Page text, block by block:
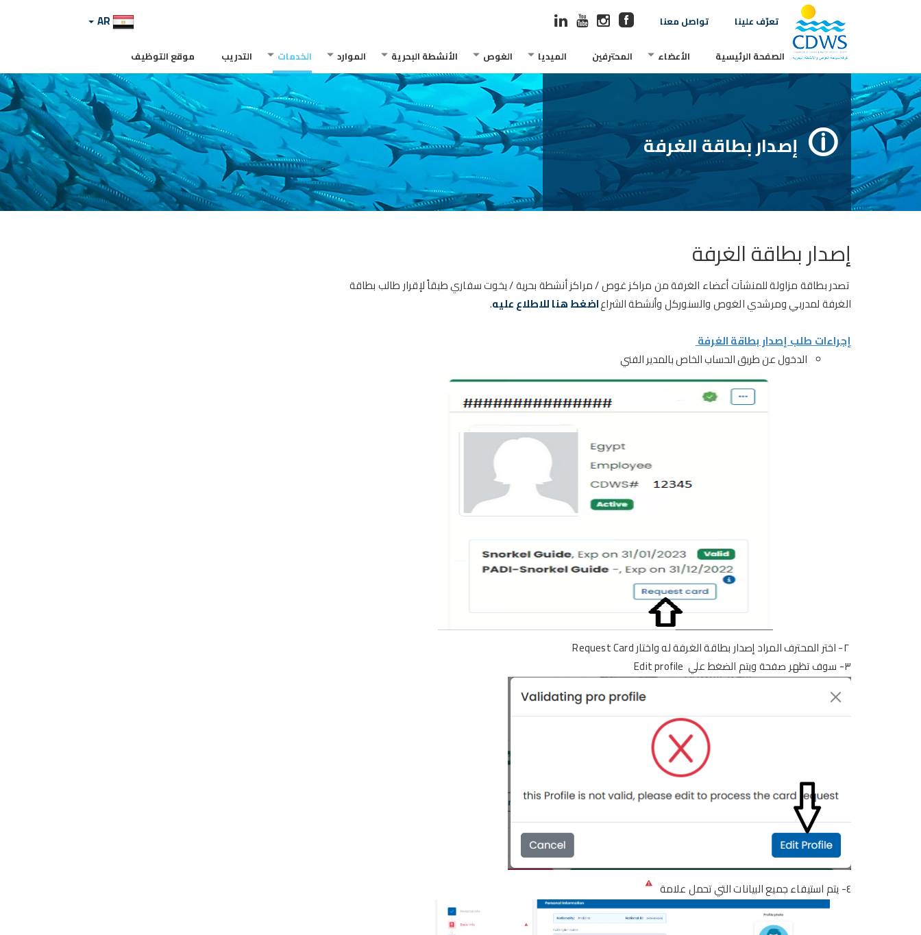
تعرّف علينا تواصل معنا
الصفحة الرئيسية الأعضاء المحترفين الميديا الغوص الأنشطة البحرية الموارد الخدمات التدريب موقع التوظيف
إصدار بطاقة الغرفة
إصدار بطاقة الغرفة
تصدر بطاقة مزاولة للمنشآت أعضاء الغرفة من مراكز غوص / مراكز أنشطة بحرية / يخوت سفاري طبقاً لإقرارطالب بطاقة
الغرفة لمدربي ومرشدي الغوص والسنوركلوأنشطة الشراعاضغط هنا للاطلاع عليه.
إجراءات طلب إصدار بطاقة الغرفة
الدخولعن طريقالحساب الخاص بالمدير الفني
٢- اخترالمحترف المراد إصدار بطاقة الغرفةلهواختار Request Card
٣- سوف تظهر صفحة
ويتم الضغط علي Edit profile
٤- يتم استيفاء جميعالبيانات التي تحمل علامة